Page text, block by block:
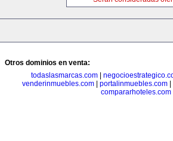
Otros dominios en venta:
todaslasmarcas.com
venderinmuebles.com| portalinmuebles.com|
compararhoteles.com